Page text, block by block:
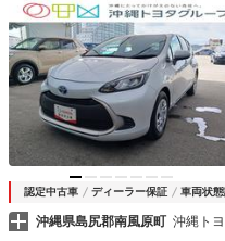
認定中古車 ディーラー保証 車両状
沖縄県島尻郡南風原町 沖縄ト